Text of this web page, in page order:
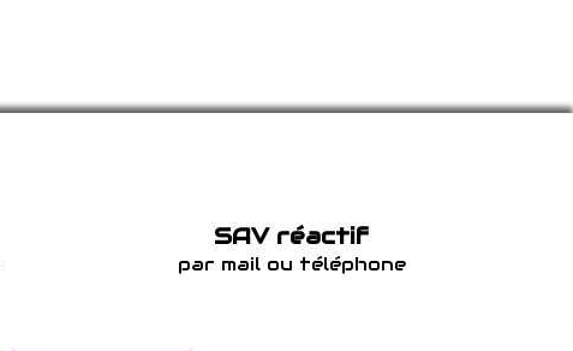
SAV réactif
par mail ou téléphone